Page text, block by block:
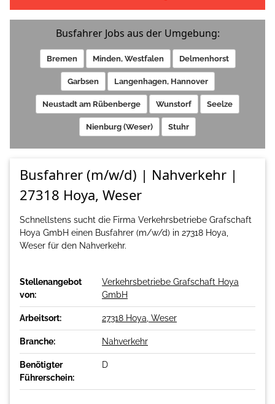
Busfahrer Jobs aus der Umgebung:
Bremen Minden, Westfalen Delmenhorst
Garbsen Langenhagen, Hannover
Neustadt am Rübenberge Wunstorf Seelze
Nienburg (Weser) Stuhr
Busfahrer (m/w/d) | Nahverkehr |
27318 Hoya, Weser
Schnellstens sucht die Firma Verkehrsbetriebe Grafschaft
Hoya GmbH einen Busfahrer (m/w/d) in 27318 Hoya,
Weser für den Nahverkehr.
Stellenangebot
von:
Verkehrsbetriebe Grafschaft Hoya
GmbH
Arbeitsort: 27318 Hoya, Weser
Branche: Nahverkehr
Benötigter
Führerschein:
D